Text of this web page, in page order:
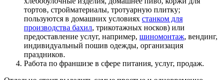
тортов, стройматериалы, тротуарную плитку;
пользуются в домашних условиях станком для
производства бахил, трикотажных носков) или
предоставление услуг, например, шиномонтаж, вендинг,
индивидуальный пошив одежды, организация
праздников.
Работа по франшизе в сфере питания, услуг, продаж.